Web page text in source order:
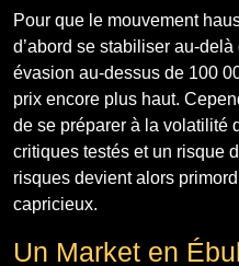
Pour que le mouvement
d’abord se stabiliser au-
évasion au-dessus de 100
prix encore plus haut.
de se préparer à la volatilité
critiques testés et un risque
risques devient alors
capricieux.
Un Market en